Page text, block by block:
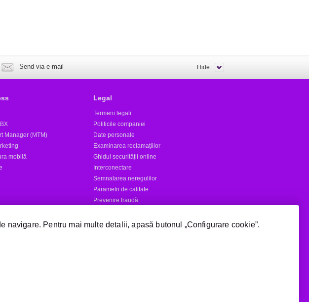
Send via e-mail Hide
Manager (MTM)
mobilă
Legal
Termeni legali
Politicile companiei
Date personale
Examinarea reclamațiilor
Ghidul securității online
Interconectare
Semnalarea neregulilor
Parametri de calitate
Prevenire fraudă
Pentru mai multe detalii, apasă butonul „Configurare cookie”.